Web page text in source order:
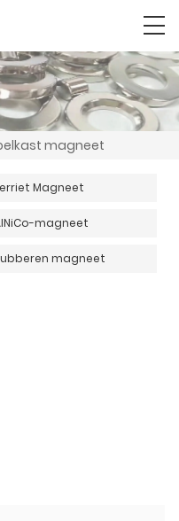
magneet
Magneet
magneet
magneet